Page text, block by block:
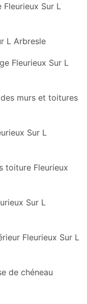
Sur L
L Arbresle
Fleurieux Sur L
murs et toitures
Sur L
toiture Fleurieux
Sur L
Fleurieux Sur L
de chéneau